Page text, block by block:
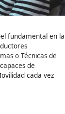
para el Profesor
de Seguros
con
privado no
Régimen